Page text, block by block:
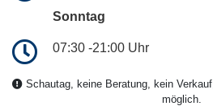
Sonntag
07:30 -21:00 Uhr
Schautag, keine Beratung, kein
möglich.